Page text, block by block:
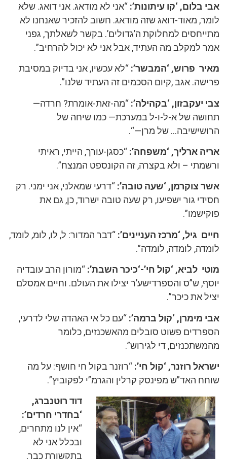
אבי בלום, ‘קו עיתונות’: “אני לא מודאג. אני דואג. שלא
לומר, מאוד-דואג שזה מודאג. חשוב להזכיר שאנחנו לא
מתייחסים למחלוקת ה’גדולים’. בקשר לשאלתך, גפני
אמר למקלב מה העתיד, אבל אני לא יכול להרחיב”.
מאיר פרוש, ‘המבשר’: “לא עכשיו, אני בדיוק במסיבת
פרישה. אגב ,קיום הסכמים זה העתיד שלנו”.
צבי יעקבזון, ‘בקהילה’: “מה-זאת-אומרת? חרדה—
תחושה של א-ל-ו-ל במערכת— כמו שיחה של
הרושישיבה… של מרן—“.
אריה ארליך, ‘משפחה’: “כסגן-עורך, הייתי, ראיתי
ורשמתי – ולא בקצרה, זה הקונספט המנצח”.
אשר צוקרמן, ‘שעה טובה’: “דרעי שמאלני, אני ימני. רק
חסידי גור ישפיעו, רק שעה טובה ישרוד, כן, גם את
פוקישמו”.
חיים גיל, ‘מרכז העניינים’: “דבר המדור: ל, לו, לומ, לומד,
לומדה, לומדה, לומדה”.
מוטי לביא, ‘קול חי’-‘כיכר השבת’: “מורון הרב עובדיה
יוסף, ש”ס והספרדישע’ר יצילו את העולם. וחיים אמסלם
יציל את כיכר”.
אבי מימרן, ‘קול ברמה’: “עם כל אי האהדה שלי לדרעי,
הספרדים פשוט סובלים מהאשכנזים, כלומר
מהמשתכנזים, די לגירוש”.
ישראל רוזנר, ‘קול חי’: “רוזנר בקול חי חושף: על מה
שוחח האד”ש מפינסק קרלין והגרמ”י לפקוביץ”.
דוד רוטנברג,
‘בחדרי חרדים’:
“אין לנו מתחרים,
ובכלל אני לא
בתקשורת כבר,